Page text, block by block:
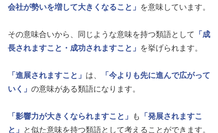
会社が勢いを増して大きくなること」
を意味しています。
その意味合いから、同じような意味を持つ類語として
「成
長されますこと・成功されますこと」
を挙げられます。
「進展されますこと」 は、
「今よりも先に進んで広がって
いく」 の意味がある類語になります。
「影響力が大きくなられますこと」 も
「発展されますこ
と」
と似た意味を持つ類語として考えることができます。